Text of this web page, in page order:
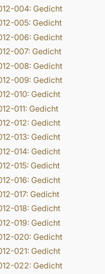
004: Gedicht
005: Gedicht
006: Gedicht
007: Gedicht
008: Gedicht
009: Gedicht
010: Gedicht
011: Gedicht
012: Gedicht
013: Gedicht
014: Gedicht
015: Gedicht
016: Gedicht
017: Gedicht
018: Gedicht
019: Gedicht
020: Gedicht
021: Gedicht
022: Gedicht